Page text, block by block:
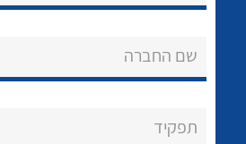
שירותי תמיכה
לכל מוצרי היצרן
שם החברה
תפקיד